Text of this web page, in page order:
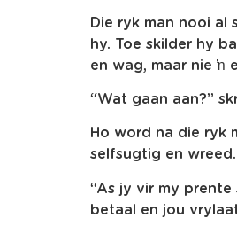
Die ryk man nooi al
hy. Toe skilder hy
en wag, maar nie ŉ
“Wat gaan aan?”
Ho word na die ryk
selfsugtig en wreed.
“As jy vir my prente
betaal en jou